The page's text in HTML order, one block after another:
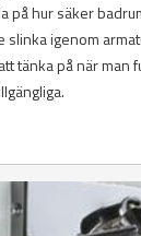
på hur säker
igenom
tänka på när